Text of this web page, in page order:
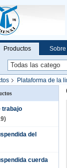
Productos
la compañía
Plataforma de la
trabajo
del
cuerda